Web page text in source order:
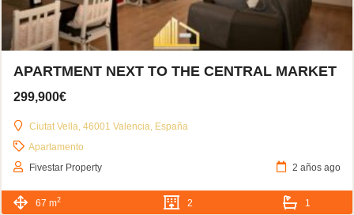
APARTMENT NEXT TO THE CENTRAL MARKET
299,900€
Ciutat Vella, 46001 Valencia, España
Apartamento
Fivestar Property
2 años ago
67 m2 2 1